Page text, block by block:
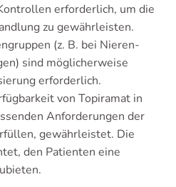
erforderlich, um die
zu gewährleisten.
(z. B. bei Nieren-
sind möglicherweise
erforderlich.
von Topiramat in
Anforderungen der
gewährleistet. Die
den Patienten eine